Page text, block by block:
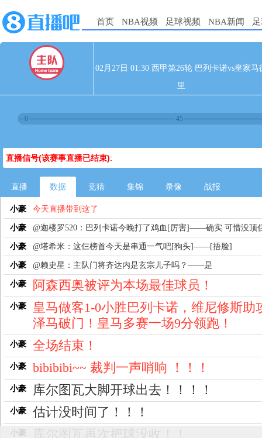
首页 NBA视频 足球视频 NBA新闻
02月27日 01:30 西甲第26轮 巴列卡诺vs皇家马
里
0 45
直播信号(该赛事直播已结束):
直播 数据 竞猜 集锦 录像 战报
小豪 今天直播带到这了
小豪 @迦楼罗520：巴列卡诺今晚打了鸡血[厉害]——确实 可惜没顶
小豪 @塔希米：这仨榜首今天是串通一气吧[狗头]——[捂脸]
小豪 @赖史星：主队门将齐达内是玄宗儿子吗？——是
小豪 阿森西奥被评为本场最佳球员！
小豪
皇马做客1-0小胜巴列卡诺，维尼修斯助
泽马破门！皇马多赛一场9分领跑！
小豪 全场结束！
小豪 bibibibi~~ 裁判一声哨响 ！！！
小豪 库尔图瓦大脚开球出去！！！！
小豪 估计没时间了！！！
小豪